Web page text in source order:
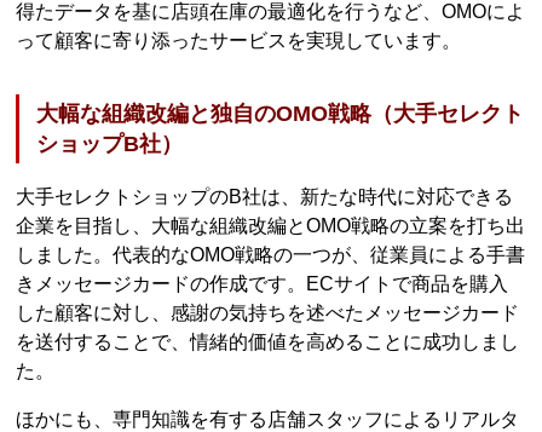
得たデータを基に店頭在庫の最適化を行うなど、OMOによ
って顧客に寄り添ったサービスを実現しています。
大幅な組織改編と独自のOMO戦略（大手セレクト
ショップB社）
大手セレクトショップのB社は、新たな時代に対応できる
企業を目指し、大幅な組織改編とOMO戦略の立案を打ち出
しました。代表的なOMO戦略の一つが、従業員による手書
きメッセージカードの作成です。ECサイトで商品を購入
した顧客に対し、感謝の気持ちを述べたメッセージカード
を送付することで、情緒的価値を高めることに成功しまし
た。
ほかにも、専門知識を有する店舗スタッフによるリアルタ